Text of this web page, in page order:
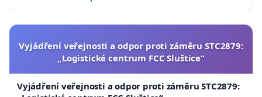
Vyjádření veřejnosti a odpor proti záměru STC2879:
„Logistické centrum FCC Sluštice“
Vyjádření veřejnosti a odpor proti záměru STC2879: